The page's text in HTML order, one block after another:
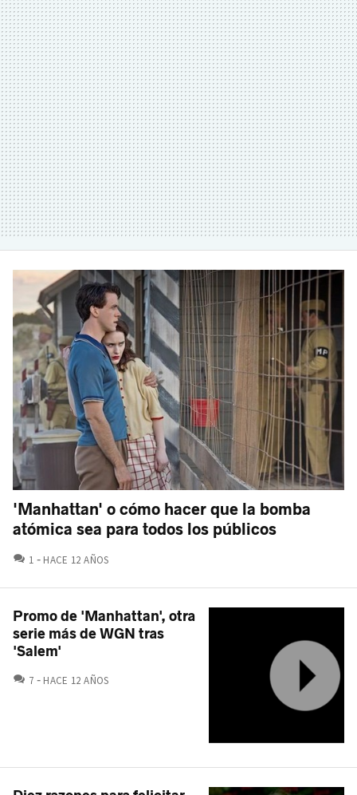
'Manhattan' o cómo hacer que la bomba
atómica sea para todos los públicos
1 COMENTARIOS
HACE 12 AÑOS
Promo de 'Manhattan', otra
serie más de WGN tras
'Salem'
7 COMENTARIOS
HACE 12 AÑOS